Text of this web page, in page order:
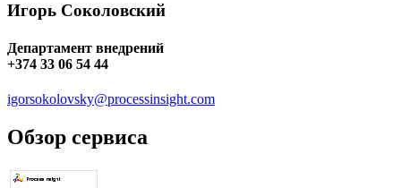
Игорь Соколовский
Департамент внедрений
+374 33 06 54 44
igorsokolovsky@processinsight.com
Обзор сервиса